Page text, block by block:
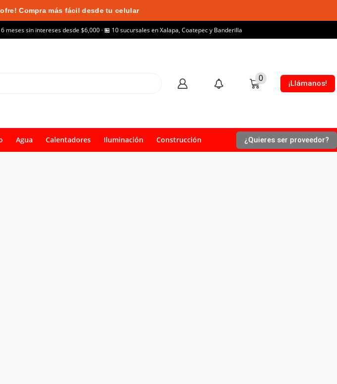
Compra más fácil desde tu celular
sin intereses desde $6,000 · 🏪 10 sucursales en Xalapa, Coatepec y Banderilla
0 ¡Llámanos!
Agua Calentadores Iluminación Construcción ¿Quieres ser proveedor?